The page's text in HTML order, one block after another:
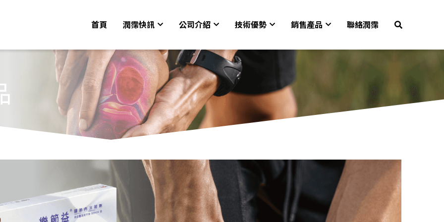
首頁 潤霈快訊 公司介紹 技術優勢 銷售產品 聯絡潤霈